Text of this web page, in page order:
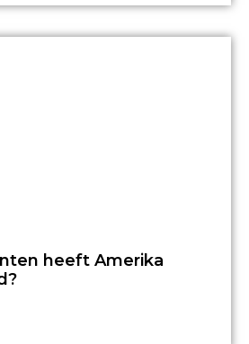
heeft Amerika